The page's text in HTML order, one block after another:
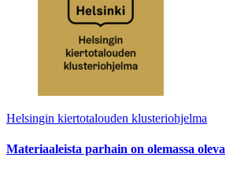
Helsingin kiertotalouden klusteriohjelma
Materiaaleista parhain on olemassa oleva